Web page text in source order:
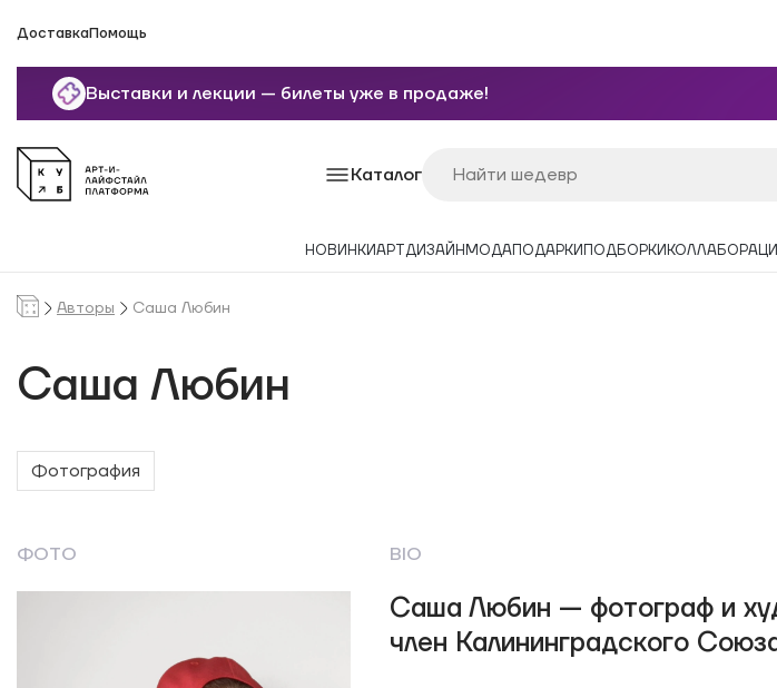
ДоставкаПомощь
Выставки и лекции — билеты уже в продаже!
Каталог
НОВИНКИАРТДИЗАЙН МОДАПОДАРКИ ПОДБОРКИ
Авторы Саша Любин
Саша Любин
Фотография
ФОТО BIO
Саша Любин — фотограф и
член Калининградского